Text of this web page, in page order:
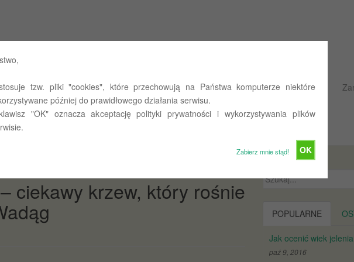
tzw. pliki "cookies", które przechowują na Państwa komputerze niektóre
później do prawidłowego działania serwisu.
"OK" oznacza akceptację polityki prywatności i wykorzystywania plików
OK
Zabierz mnie stąd!
w Olsztynie
takie miejsce… O nas Untitled Polityka prywatności Rajdowe przepisy
ciekawy krzew, który rośnie
POPULARNE
Jak ocenić wiek
paź 9, 2016